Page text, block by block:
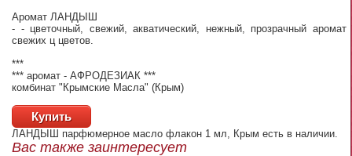
Аромат ЛАНДЫШ
- - цветочный, свежий, акватический, нежный, прозрачный аромат
свежих ц цветов.
***
*** аромат - АФРОДЕЗИАК ***
комбинат "Крымские Масла" (Крым)
Купить
ЛАНДЫШ парфюмерное масло флакон 1 мл, Крым есть в наличии.
Вас также заинтересует